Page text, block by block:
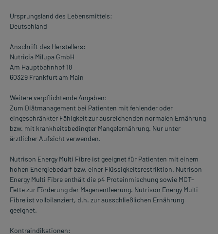
Ursprungsland des Lebensmittels:
Deutschland
Anschrift des Herstellers:
Nutricia Milupa GmbH
Am Hauptbahnhof 18
60329 Frankfurt am Main
Weitere verpflichtende Angaben:
Zum Diätmanagement bei Patienten mit fehlender oder
eingeschränkter Fähigkeit zur ausreichenden normalen Ernährung
bzw. mit krankheitsbedingter Mangelernährung. Nur unter
ärztlicher Aufsicht verwenden.
Nutrison Energy Multi Fibre ist geeignet für Patienten mit einem
hohen Energiebedarf bzw. einer Flüssigkeitsrestriktion. Nutrison
Energy Multi Fibre enthält die p4 Proteinmischung sowie MCT-
Fette zur Förderung der Magenentleerung. Nutrison Energy Multi
Fibre ist vollbilanziert, d.h. zur ausschließlichen Ernährung
geeignet.
Kontraindikationen: